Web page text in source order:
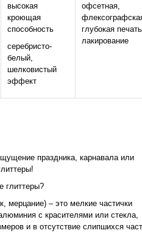
высокая
кроющая
способность
серебристо-
белый,
шелковистый
эффект
офсетная,
глубокая
лакирование
праздника, карнавала или
глиттеры?
мерцание) – это мелкие частички
с красителями или стекла,
и в отсутствие слипшихся